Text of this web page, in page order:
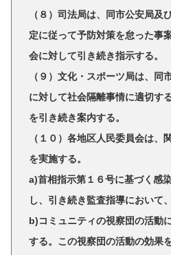
（８）司法局は、同市公安局及
定に従って予防対策を怠った事
会に対して引き続き指示する。
（９）文化・スポーツ局は、同
に対して社会隔離事情に適切す
を引き続き案内する。
（１０）各地区人民委員会は、
を実施する。
a)首相指示第１６号に基づく感
し、引き続き監査指導において
b)コミュニティの視察団の活動
する。この視察団の活動の効果